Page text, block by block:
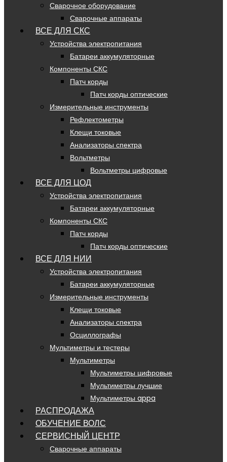
Сварочное оборудование
Сварочные аппараты
ВСЕ ДЛЯ СКС
Устройства электропитания
Батареи аккумуляторные
Компоненты СКС
Патч корды
Патч корды оптические
Измерительные инструменты
Рефлектометры
Клещи токовые
Анализаторы спектра
Вольтметры
Вольтметры цифровые
ВСЕ ДЛЯ ЦОД
Устройства электропитания
Батареи аккумуляторные
Компоненты СКС
Патч корды
Патч корды оптические
ВСЕ ДЛЯ НИИ
Устройства электропитания
Батареи аккумуляторные
Измерительные инструменты
Клещи токовые
Анализаторы спектра
Осциллографы
Мультиметры и тестеры
Мультиметры
Мультиметры цифровые
Мультиметры лучшие
Мультиметры appa
РАСПРОДАЖА
ОБУЧЕНИЕ ВОЛС
СЕРВИСНЫЙ ЦЕНТР
Сварочные аппараты